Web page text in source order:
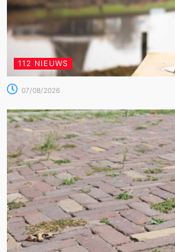
112 NIEUWS
07/08/2026